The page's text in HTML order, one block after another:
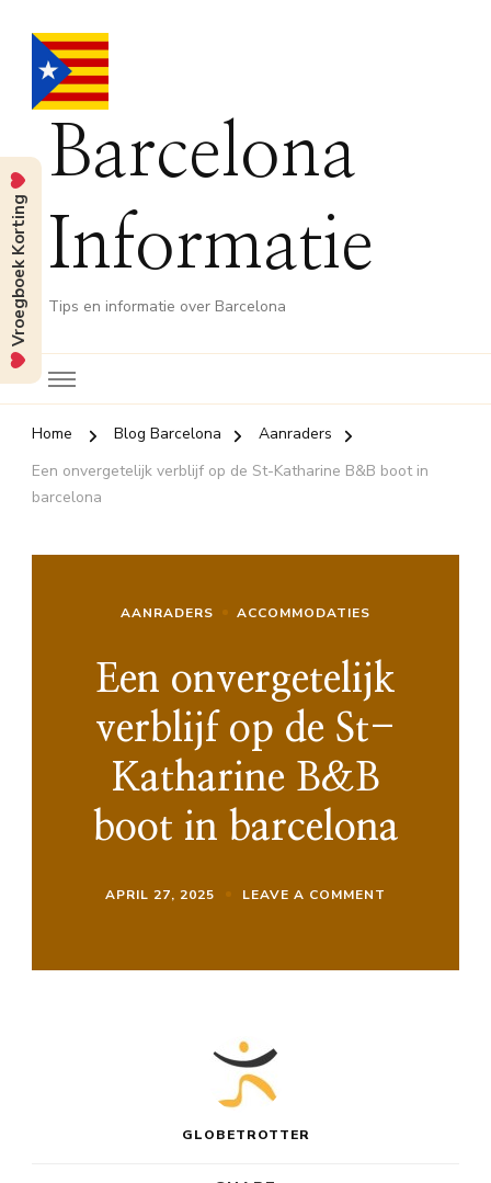
Barcelona
Informatie
Tips en informatie over Barcelona
Home Blog Barcelona
Aanraders
Een onvergetelijk verblijf op de St-Katharine B&B boot in
barcelona
AANRADERS ACCOMMODATIES
Een onvergetelijk
verblijf op de St-
Katharine B&B
boot in barcelona
APRIL 27, 2025 LEAVE A COMMENT
OP
GLOBETROTTER
Vroegboek Korting